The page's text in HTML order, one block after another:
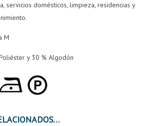
servicios domésticos, limpieza, residencias y
M
y 30 % Algodón
PRODUCTOS RELACIONADOS